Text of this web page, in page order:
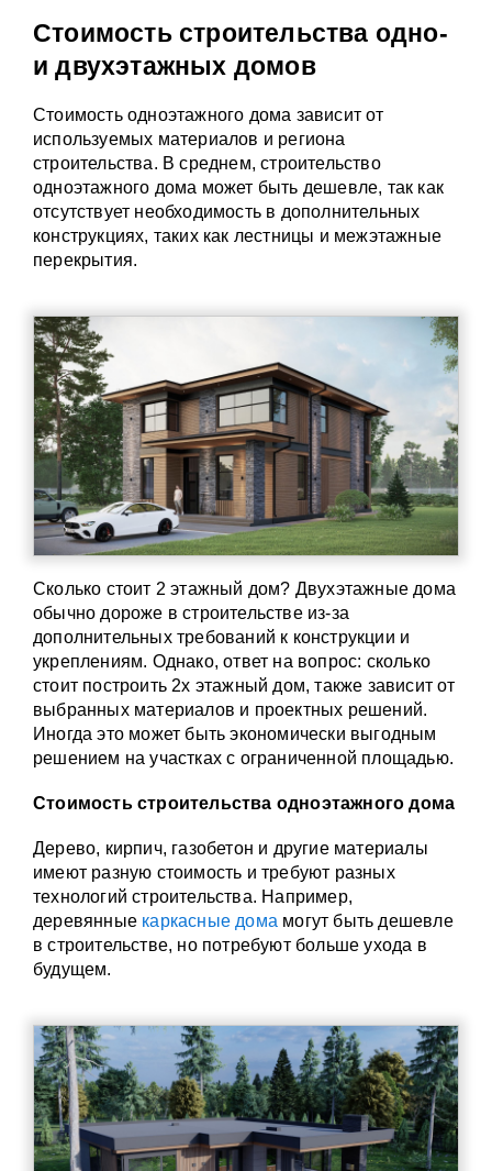
Стоимость строительства одно-
и двухэтажных домов
Стоимость одноэтажного дома зависит от
используемых материалов и региона
строительства. В среднем, строительство
одноэтажного дома может быть дешевле, так как
отсутствует необходимость в дополнительных
конструкциях, таких как лестницы и межэтажные
перекрытия.
Сколько стоит 2 этажный дом? Двухэтажные дома
обычно дороже в строительстве из-за
дополнительных требований к конструкции и
укреплениям. Однако, ответ на вопрос: сколько
стоит построить 2х этажный дом, также зависит от
выбранных материалов и проектных решений.
Иногда это может быть экономически выгодным
решением на участках с ограниченной площадью.
Стоимость строительства одноэтажного дома
Дерево, кирпич, газобетон и другие материалы
имеют разную стоимость и требуют разных
технологий строительства. Например,
деревянные каркасные дома могут быть дешевле
в строительстве, но потребуют больше ухода в
будущем.